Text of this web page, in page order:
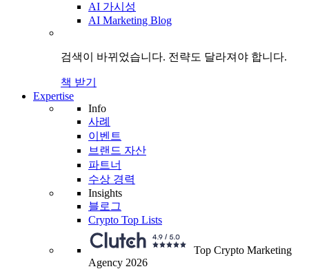
AI 가시성
AI Marketing Blog
검색이 바뀌었습니다. 전략도 달라져야 합니다.
책 받기
Expertise
Info
사례
이벤트
브랜드 자산
파트너
수상 경력
Insights
블로그
Crypto Top Lists
Top Crypto Marketing
Agency 2026